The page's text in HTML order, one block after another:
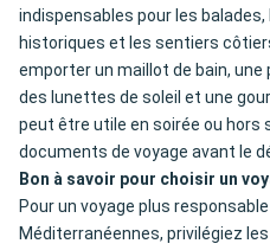
indispensables pour les
historiques et les sentiers
emporter un maillot de bain,
des lunettes de soleil et une
peut être utile en soirée ou hors
documents de voyage avant le
Bon à savoir pour choisir un
Pour un voyage plus
Méditerranéennes, privilégiez